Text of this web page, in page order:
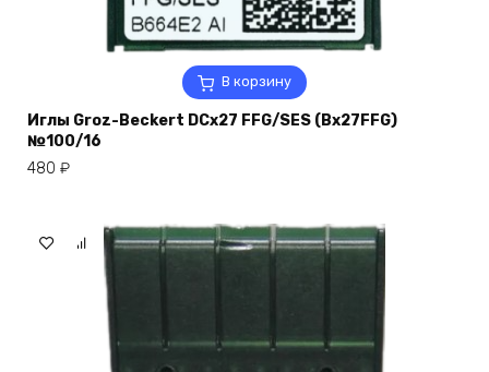
В корзину
Иглы Groz-Beckert DCx27 FFG/SES (Bx27FFG)
№100/16
480 ₽